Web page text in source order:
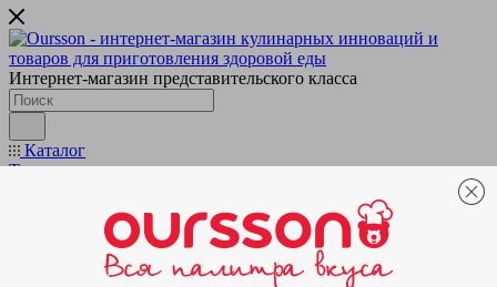
Интернет-магазин представительского класса
Каталог
Техника
Кухонные весы
Блендеры и миксеры
Мультирезки и измельчители